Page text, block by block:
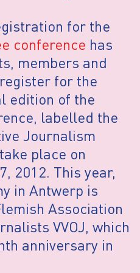
for the
conference has
members and
for the
edition of the
labelled the
Journalism
place on
2012. This year,
in Antwerp is
Association
VVOJ, which
anniversary in